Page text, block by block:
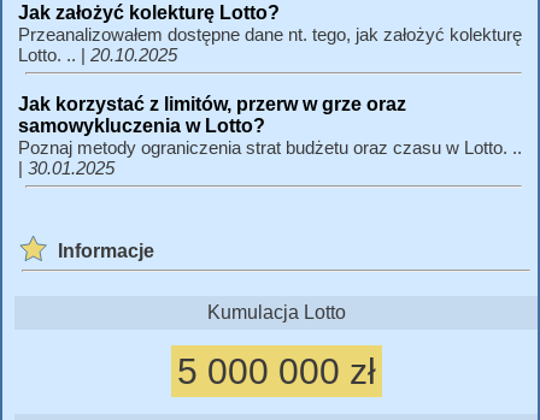
Jak założyć kolekturę Lotto?
Przeanalizowałem dostępne dane nt. tego, jak założyć kolekturę
Lotto. .. | 20.10.2025
Jak korzystać z limitów, przerw w grze oraz
samowykluczenia w Lotto?
Poznaj metody ograniczenia strat budżetu oraz czasu w Lotto. ..
| 30.01.2025
Informacje
Kumulacja Lotto
5 000 000 zł